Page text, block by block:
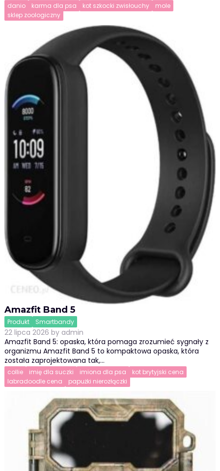
danio karma dla psa kot szkocki zwisłouchy
mole
sklep zoologiczny
Amazfit Band 5
Produkt Smartbandy
22 lipca 2026 by admin
Amazfit Band 5: opaska, która pomaga zrozumieć sygnały z
organizmu Amazfit Band 5 to kompaktowa opaska, która
została zaprojektowana tak,…
collie imię dla suczki imiona dla psa
kot brytyjski cena
labradoodle cena
papużki nierozłączki